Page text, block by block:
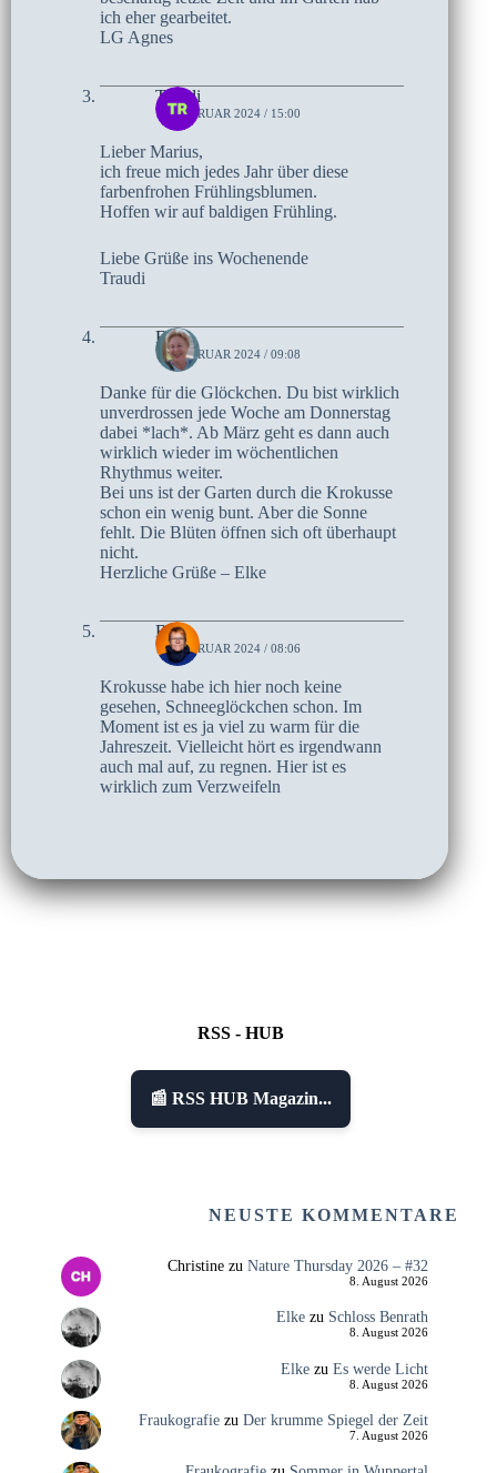
ich eher gearbeitet.
LG Agnes
Traudi
16. FEBRUAR 2024 / 15:00
Lieber Marius,
ich freue mich jedes Jahr über diese
farbenfrohen Frühlingsblumen.
Hoffen wir auf baldigen Frühling.
Liebe Grüße ins Wochenende
Traudi
Elke
16. FEBRUAR 2024 / 09:08
Danke für die Glöckchen. Du bist wirklich
unverdrossen jede Woche am Donnerstag
dabei *lach*. Ab März geht es dann auch
wirklich wieder im wöchentlichen
Rhythmus weiter.
Bei uns ist der Garten durch die Krokusse
schon ein wenig bunt. Aber die Sonne
fehlt. Die Blüten öffnen sich oft überhaupt
nicht.
Herzliche Grüße – Elke
Birte
16. FEBRUAR 2024 / 08:06
Krokusse habe ich hier noch keine
gesehen, Schneeglöckchen schon. Im
Moment ist es ja viel zu warm für die
Jahreszeit. Vielleicht hört es irgendwann
auch mal auf, zu regnen. Hier ist es
wirklich zum Verzweifeln
RSS - HUB
📰 RSS HUB Magazin...
NEUSTE KOMMENTARE
Christinezu Nature Thursday 2026 – #32
8. August 2026
Elkezu Schloss Benrath
8. August 2026
Elkezu Es werde Licht
8. August 2026
Fraukografiezu Der krumme Spiegel der Zeit
7. August 2026